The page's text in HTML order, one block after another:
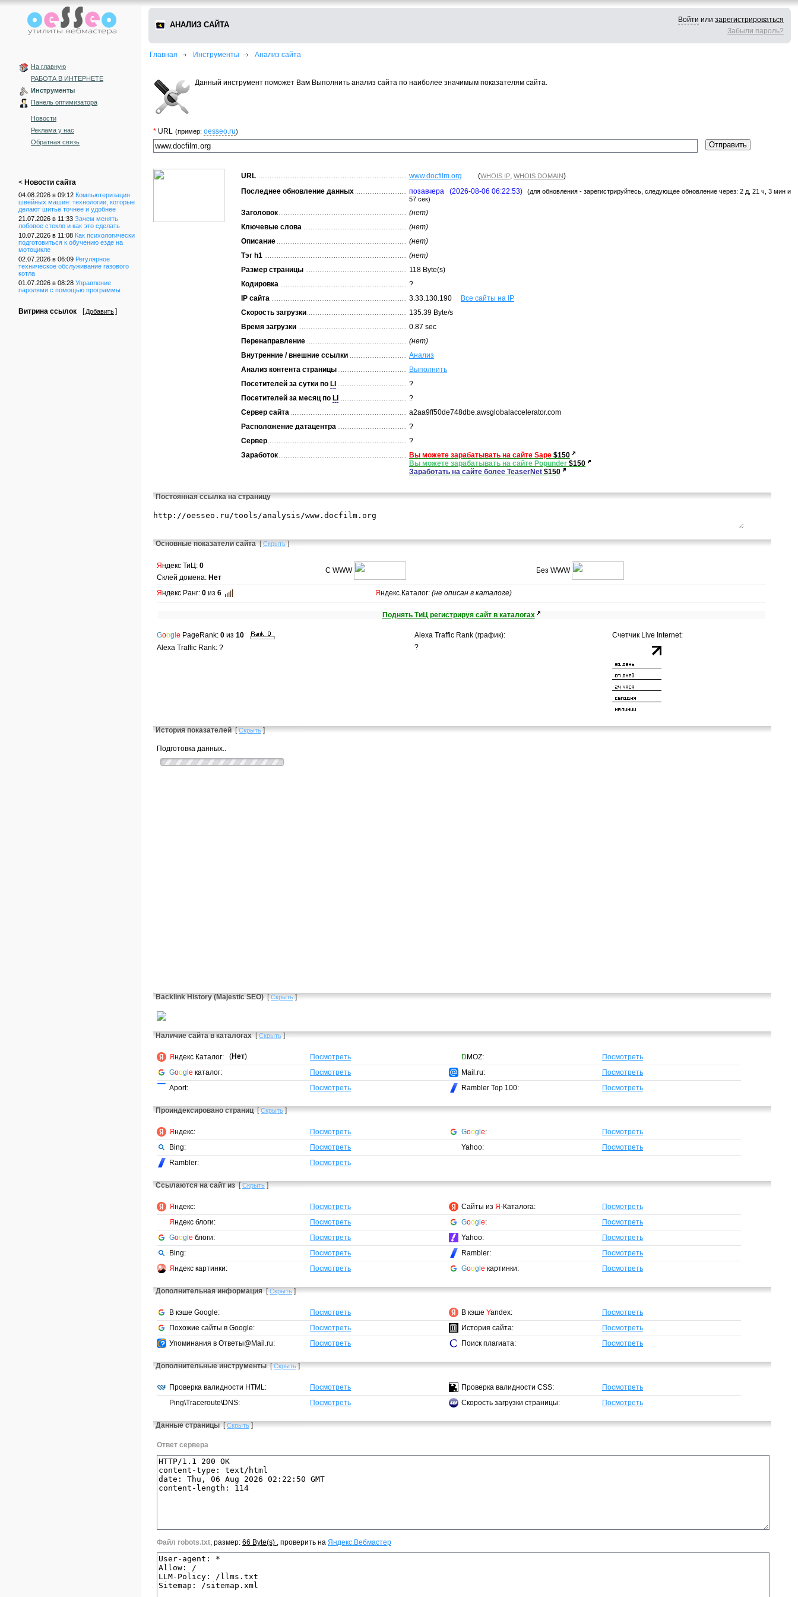
На главную
РАБОТА В ИНТЕРНЕТЕ
Инструменты
Панель оптимизатора
Новости
Реклама у нас
Обратная связь
< Новости сайта
04.08.2026 в 09:12 Компьютеризация
швейных машин: технологии, которые
делают шитьё точнее и удобнее
21.07.2026 в 11:33 Зачем менять
лобовое стекло и как это сделать
10.07.2026 в 11:08 Как психологически
подготовиться к обучению езде на
мотоцикле
02.07.2026 в 06:09 Регулярное
техническое обслуживание газового
котла
01.07.2026 в 08:28 Управление
паролями с помощью программы
Витрина ссылок [ Добавить]
АНАЛИЗ САЙТА
Войти или зарегистрироваться
Забыли пароль?
Главная Инструменты Анализ сайта
Данный инструмент поможет Вам Выполнить анализ сайта по наиболее значимым показателям сайта.
* URL (пример: oesseo.ru)
URL www.docfilm.org (WHOIS IP, WHOIS DOMAIN)
Последнее обновление данных
позавчера (2026-08-06 06:22:53)
(для обновления - зарегистрируйтесь, следующее обновление через: 2 д, 21 ч, 3 мин и
57 сек)
Заголовок
(нет)
Ключевые слова
(нет)
Описание
(нет)
Тэг h1
(нет)
Размер страницы
118 Byte(s)
Кодировка
?
IP сайта
3.33.130.190
Все сайты на IP
Скорость загрузки
135.39 Byte/s
Время загрузки
0.87 sec
Перенаправление
(нет)
Внутренние / внешние ссылки
Анализ
Анализ контента страницы
Выполнить
Посетителей за сутки по LI
?
Посетителей за месяц по LI
?
Сервер сайта
a2aa9ff50de748dbe.awsglobalaccelerator.com
Расположение датацентра
?
Сервер
?
Заработок
Вы можете зарабатывать на сайте Sape $150
Вы можете зарабатывать на сайте Popunder $150
Заработать на сайте более TeaserNet $150
Постоянная ссылка на страницу
Основные показатели сайта [Скрыть]
Яндекс ТиЦ: 0
Склей домена: Нет
С WWW Без WWW
Яндекс Ранг: 0 из 6 Яндекс.Каталог: (не описан в каталоге)
Поднять ТиЦ регистрируя сайт в каталогах
Google PageRank: 0 из 10
Alexa Traffic Rank: ?
Alexa Traffic Rank (график):
?
Счетчик Live Internet:
История показателей [Скрыть]
Подготовка данных..
Backlink History (Majestic SEO) [Скрыть]
Наличие сайта в каталогах [Скрыть]
Яндекс Каталог: (Нет) Посмотреть DMOZ:
Посмотреть
Google каталог: Посмотреть Mail.ru:
Посмотреть
Aport:
Посмотреть Rambler Top 100: Посмотреть
Проиндексировано страниц [Скрыть]
Яндекс: Посмотреть Google:
Посмотреть
Bing:
Посмотреть Yahoo:
Посмотреть
Rambler:
Посмотреть
Ссылаются на сайт из [Скрыть]
Яндекс: Посмотреть Сайты из Я-Каталога:
Посмотреть
Яндекс блоги: Посмотреть Google:
Посмотреть
Google блоги: Посмотреть Yahoo:
Посмотреть
Bing:
Посмотреть Rambler:
Посмотреть
Яндекс картинки: Посмотреть Google картинки: Посмотреть
Дополнительная информация [Скрыть]
В кэше Google: Посмотреть В кэше Yandex:
Посмотреть
Похожие сайты в Google:
Посмотреть История сайта:
Посмотреть
Упоминания в Ответы@Mail.ru:
Посмотреть Поиск плагиата: Посмотреть
Дополнительные инструменты [Скрыть]
Проверка валидности HTML: Посмотреть Проверка валидности CSS:
Посмотреть
Ping\Traceroute\DNS:
Посмотреть Скорость загрузки страницы: Посмотреть
Данные страницы [Скрыть]
Ответ сервера
Файл robots.txt , размер: 66 Byte(s) , проверить на Яндекс.Вебмастер